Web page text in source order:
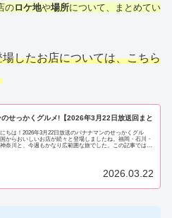
のロケ地や場所について、まとめてい
したお店については、こちら
のせっかくグルメ!【2026年3月22日放送回まと
ちは！2026年3月22日放送のバナナマンのせっかくグル
からおいしいお店が続々と登場しましたね。福岡・石川・
奈川と、今週もかなり広範囲な旅でした。この記事では、
2026.03.22